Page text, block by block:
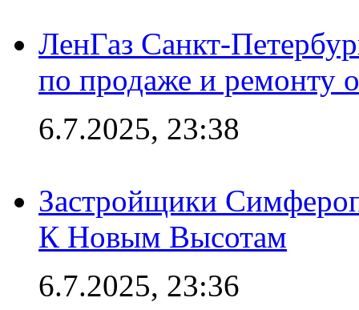
ЛенГаз Санкт-
по продаже и ремонту
6.7.2025, 23:38
Застройщики
К Новым Высотам
6.7.2025, 23:36